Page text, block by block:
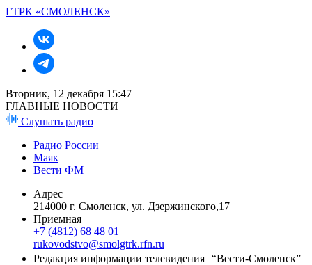
ГТРК «СМОЛЕНСК»
Вторник, 12 декабря 15:47
ГЛАВНЫЕ НОВОСТИ
Слушать радио
Радио России
Маяк
Вести ФМ
Адрес
214000 г. Смоленск, ул. Дзержинского,17
Приемная
+7 (4812) 68 48 01
rukovodstvo@smolgtrk.rfn.ru
Редакция информации телевидения “Вести-Смоленск”